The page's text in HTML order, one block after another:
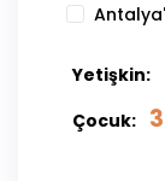
Yetişkin:
Çocuk: